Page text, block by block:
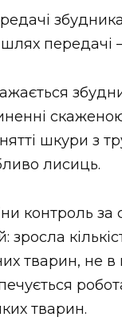
шлях передачі
шкури з
лисиць.
контроль за
зросла
тварин, не
тварин.